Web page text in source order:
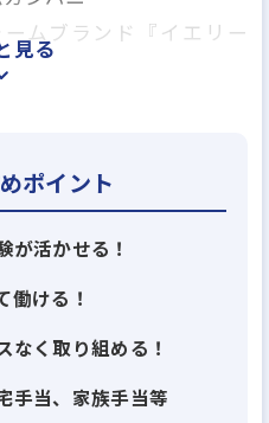
ムブランド『イエリー
た金融資産の流通におけ
、
ことによる「流動性」を
みの提供を、DX・AIなど
して行います。
見る
ポイント
が活かせる！
働ける！
なく取り組める！
手当、家族手当等